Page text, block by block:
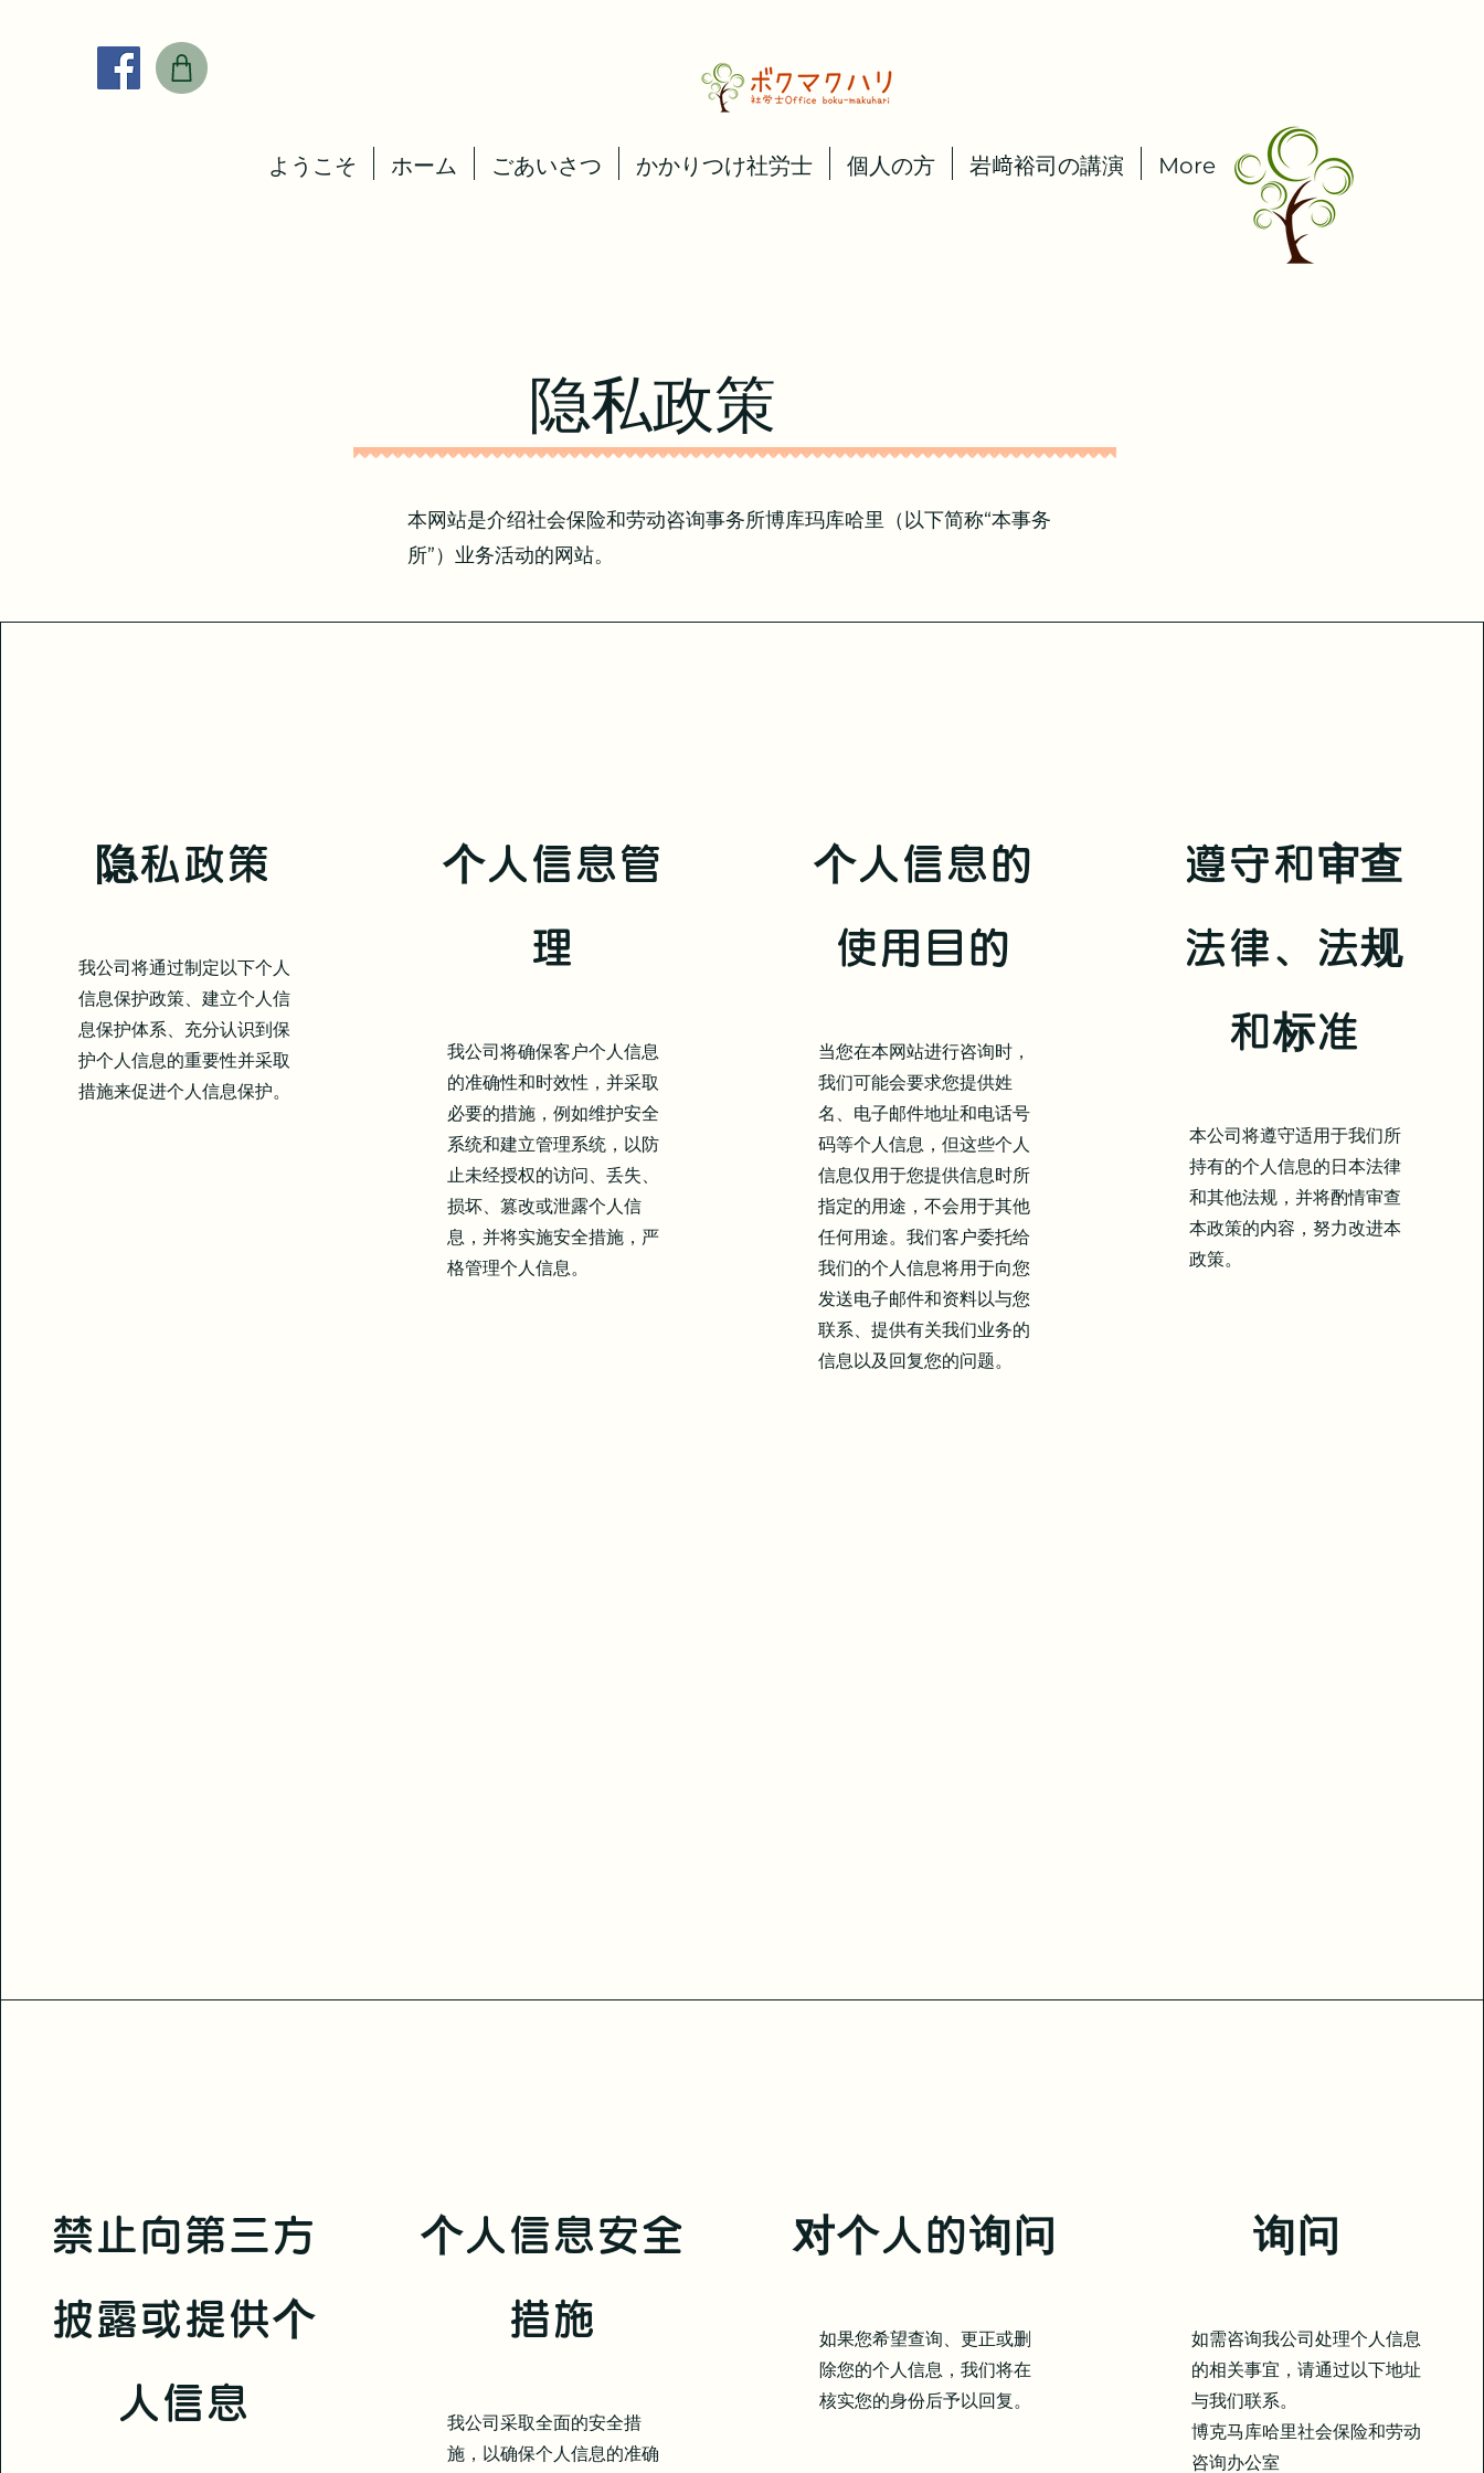
ようこそ ホーム ごあいさつ かかりつけ社労士 個人の方 岩﨑裕司の講演 More
隐私政策
本网站是介绍社会保险和劳动咨询事务所博库玛库哈里（以下简称“本事务
所”）业务活动的网站。
隐私政策
我公司将通过制定以下个人
信息保护政策、建立个人信
息保护体系、充分认识到保
护个人信息的重要性并采取
措施来促进个人信息保护。
个人信息管
理
我公司将确保客户个人信息
的准确性和时效性，并采取
必要的措施，例如维护安全
系统和建立管理系统，以防
止未经授权的访问、丢失、
损坏、篡改或泄露个人信
息，并将实施安全措施，严
格管理个人信息。
个人信息的
使用目的
当您在本网站进行咨询时，
我们可能会要求您提供姓
名、电子邮件地址和电话号
码等个人信息，但这些个人
信息仅用于您提供信息时所
指定的用途，不会用于其他
任何用途。我们客户委托给
我们的个人信息将用于向您
发送电子邮件和资料以与您
联系、提供有关我们业务的
信息以及回复您的问题。
遵守和审查
法律、法规
和标准
本公司将遵守适用于我们所
持有的个人信息的日本法律
和其他法规，并将酌情审查
本政策的内容，努力改进本
政策。
禁止向第三方
披露或提供个
人信息
个人信息安全
措施
我公司采取全面的安全措
施，以确保个人信息的准确
对个人的询问
如果您希望查询、更正或删
除您的个人信息，我们将在
核实您的身份后予以回复。
询问
如需咨询我公司处理个人信息
的相关事宜，请通过以下地址
与我们联系。
博克马库哈里社会保险和劳动
咨询办公室